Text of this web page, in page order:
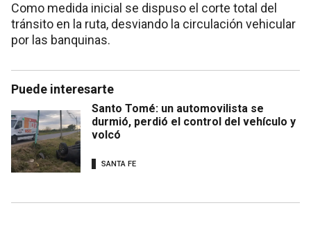
Como medida inicial se dispuso el corte total del
tránsito en la ruta, desviando la circulación vehicular
por las banquinas.
Puede interesarte
Santo Tomé: un automovilista se
durmió, perdió el control del vehículo y
volcó
SANTA FE